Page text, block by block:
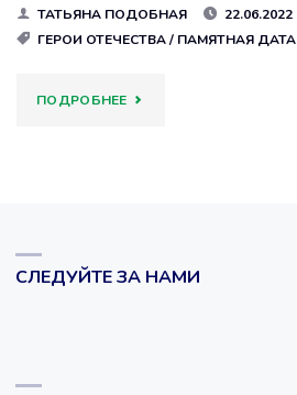
НОВЫХ
ТАТЬЯНА ПОДОБНАЯ
22.06.2022
ГЕРОИ ОТЕЧЕСТВА/ ПАМЯТНАЯ ДАТА
ПОДРОБНЕЕ"РОДИТЕЛИ
ЗНАНИЕ
СЛЕДУЙТЕ ЗА НАМИ